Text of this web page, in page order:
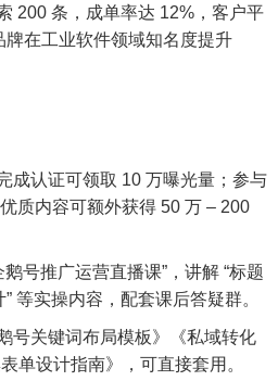
200 条，成单率达 12%，客户平
在工业软件领域知名度提升
成认证可领取 10 万曝光量；参与
优质内容可额外获得 50 万 – 200
鹅号推广运营直播课”，讲解 “标题
等实操内容，配套课后答疑群。
号关键词布局模板》《私域转化
单设计指南》，可直接套用。